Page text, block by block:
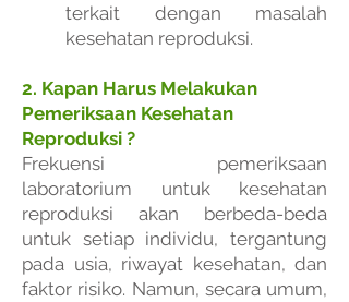
terkait dengan masalah
kesehatan reproduksi.
2. Kapan Harus Melakukan
Pemeriksaan Kesehatan
Reproduksi ?
Frekuensi pemeriksaan
laboratorium untuk kesehatan
reproduksi akan berbeda-beda
untuk setiap individu, tergantung
pada usia, riwayat kesehatan, dan
faktor risiko. Namun, secara umum,